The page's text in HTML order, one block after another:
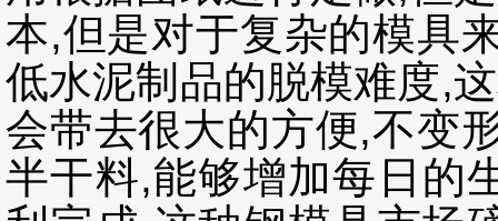
本,但是对于复杂的模具
低水泥制品的脱模难度,
会带去很大的方便,不变
半干料,能够增加每日的